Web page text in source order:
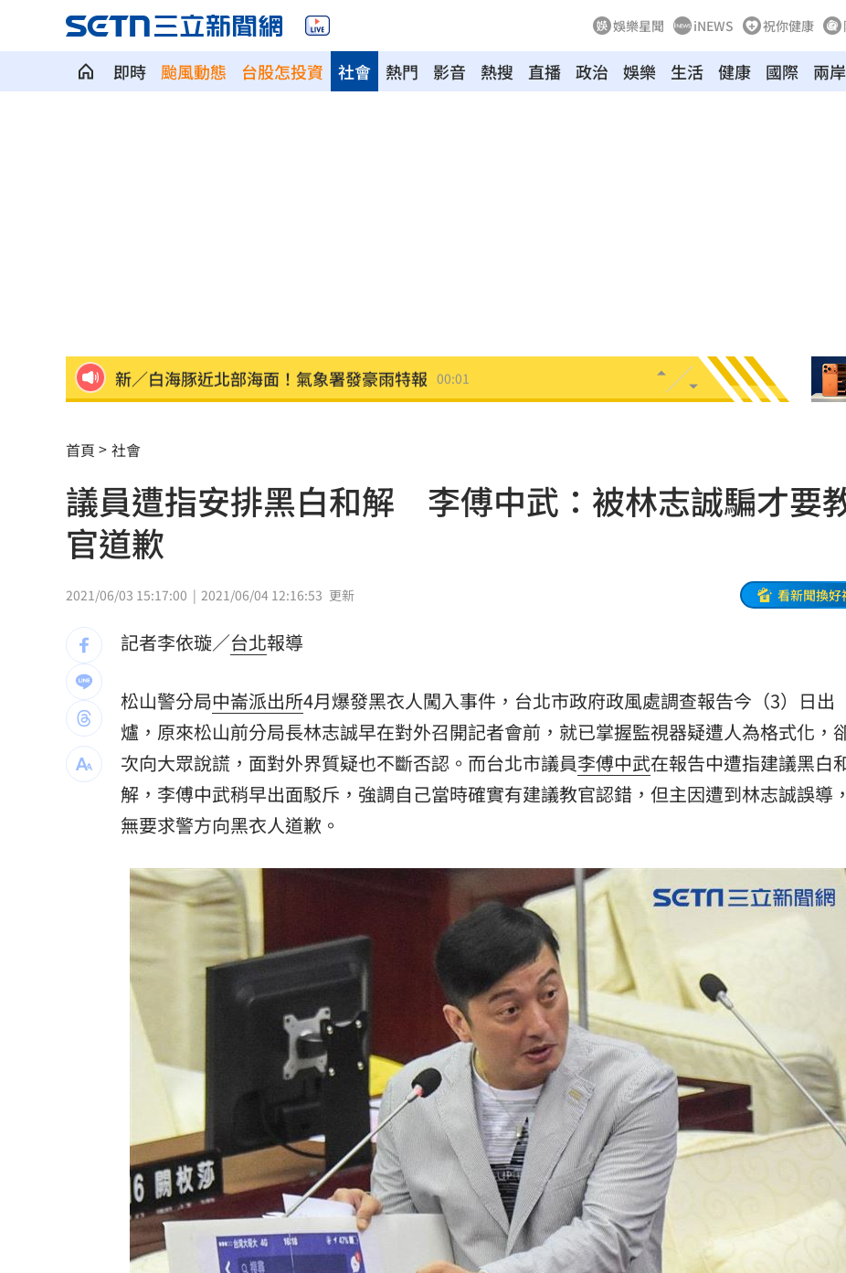
娛樂星聞 iNEWS 祝你健康
即時 颱風動態 台股怎投資 熱門 影音 熱搜 直播 政治
社會 娛樂 生活 健康 國際 兩岸
新／白海豚近北部海面！氣象署發豪雨特報 00:01
俄軍空襲烏克蘭首都基輔及周邊 4人喪命
費仔確定成自由球員 下一步動向引人關注 23:50
米蘭達離婚奧蘭多布魯13年！罕談前夫互動
美制裁杜拜加密幣交所！控助伊朗革命衛隊
美就業數據爆冷 這信號Fed升息警報降溫
5登山客2025年雪崩失蹤 尼泊爾尋獲遺體 23:29
喝錯傷身！營養師整理喝咖啡「7大守則」 23:27
美：東南亞詐騙園區多由中國背景組織主導 23:25
拆監獄家書見「叫別人老婆」人妻氣炸
ETF存到2千萬退休！他因1封信重回職場 23:21
社宅包租爆糾紛 房客控業者硬闖屋內趕人 23:16
馬斯克蓋地球最大晶圓廠 專家揭3大隱憂
台灣彩券開獎直播中
LIVE三立+24小時直播 15:27
三立iNEWS新聞台線上直播
商場戰國來臨 台中「頂奢大道」逐漸成形 12:00
台彩父親節推新刮刮樂千萬頭獎超「爸」氣 12:00
「拍片人的多重宇宙」職涯論壇9/12登場！ 10:30
8國球員齊聚高雄 Formosa 7s掀足球熱潮 10:00
首頁 社會
議員遭指安排黑白和解 李傅中武：被林志誠騙才要
官道歉
2021/06/03 15:17:00 2021/06/04 12:16:53 更新 看新聞換好
記者李依璇／台北報導
松山警分局中崙派出所4月爆發黑衣人闖入事件，台北市政府政風處調查報告今（3）日出
爐，原來松山前分局長林志誠早在對外召開記者會前，就已掌握監視器疑遭人為格式化，
次向大眾說謊，面對外界質疑也不斷否認。而台北市議員李傅中武在報告中遭指建議黑白
解，李傅中武稍早出面駁斥，強調自己當時確實有建議教官認錯，但主因遭到林志誠誤導
無要求警方向黑衣人道歉。